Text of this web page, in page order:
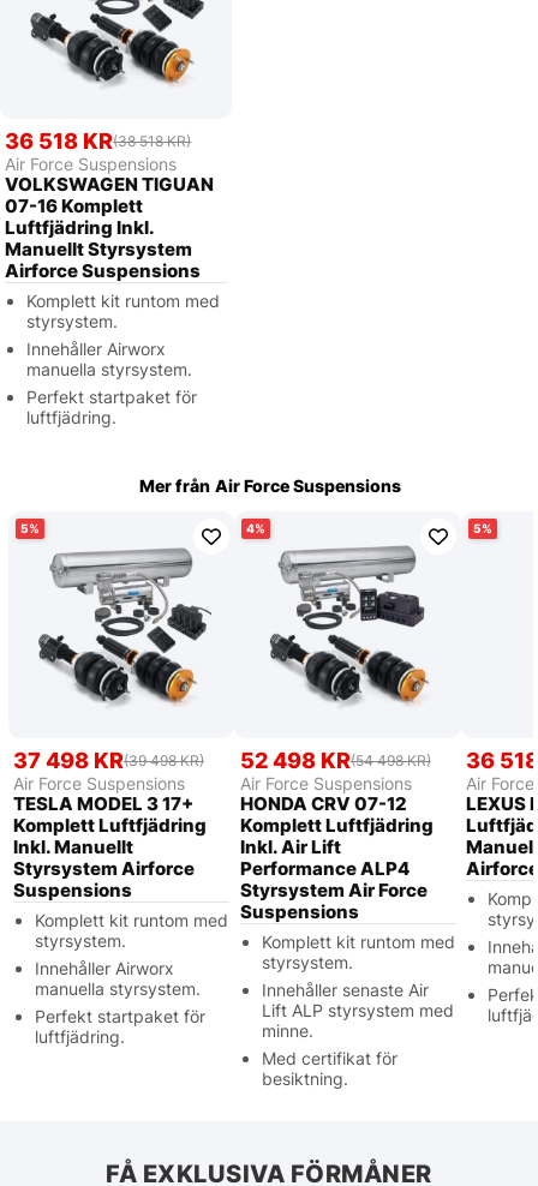
36 518 KR(38 518 KR)
Air Force Suspensions
VOLKSWAGEN TIGUAN
07-16 Komplett
Luftfjädring Inkl.
Manuellt Styrsystem
Airforce Suspensions
Komplett kit runtom med
styrsystem.
Innehåller Airworx
manuella styrsystem.
Perfekt startpaket för
luftfjädring.
Mer från Air Force Suspensions
5
37 498 KR(39 498 KR)
Air Force Suspensions
TESLA MODEL 3 17+
Komplett Luftfjädring
Inkl. Manuellt
Styrsystem Airforce
Suspensions
Komplett kit runtom med
styrsystem.
Innehåller Airworx
manuella styrsystem.
Perfekt startpaket för
luftfjädring.
4
52 498 KR(54 498 KR)
Air Force Suspensions
HONDA CRV 07-12
Komplett Luftfjädring
Inkl. Air Lift
Performance ALP4
Styrsystem Air Force
Suspensions
Komplett kit runtom med
styrsystem.
Innehåller senaste Air
Lift ALP styrsystem med
minne.
Med certifikat för
besiktning.
5
36
Air
LEXUS
FÅ EXKLUSIVA FÖRMÅNER